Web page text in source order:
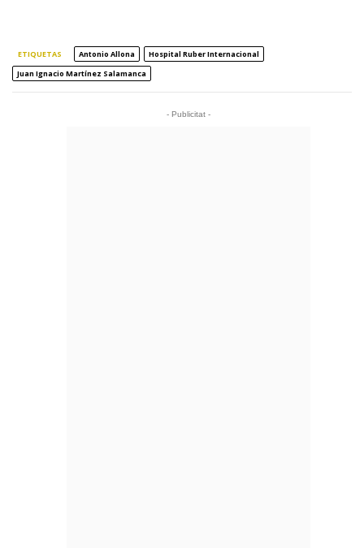
ETIQUETAS Antonio Allona
Hospital Ruber Internacional
Juan Ignacio Martínez Salamanca
- Publicitat -